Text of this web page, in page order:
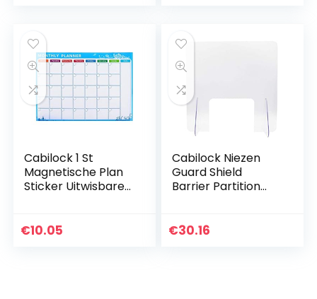
Cabilock 1 St
Magnetische Plan
Sticker Uitwisbare
Schema Board
€10.05
Cabilock Niezen
Guard Shield
Barrier Partition
€30.16